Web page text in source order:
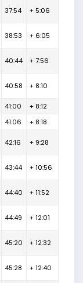
37:54 + 5:06
38:53 + 6:05
40:44 + 7:56
40:58 + 8:10
41:00
+ 8:12
41:06 + 8:18
42:16 + 9:28
43:44 + 10:56
44:40 + 11:52
44:49 + 12:01
45:20 + 12:32
45:28 + 12:40